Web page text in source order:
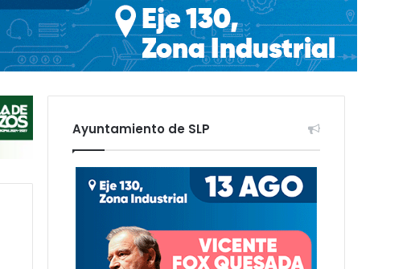
Ayuntamiento de SLP